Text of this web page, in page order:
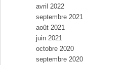
avril 2022
septembre 2021
août 2021
juin 2021
octobre 2020
septembre 2020